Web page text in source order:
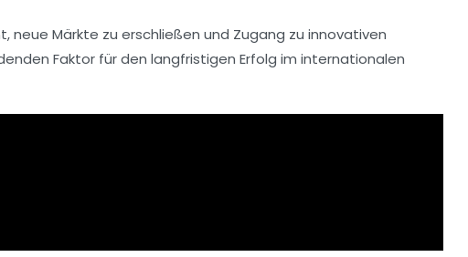
neue Märkte zu erschließen und Zugang zu innovativen
Faktor für den langfristigen Erfolg im internationalen